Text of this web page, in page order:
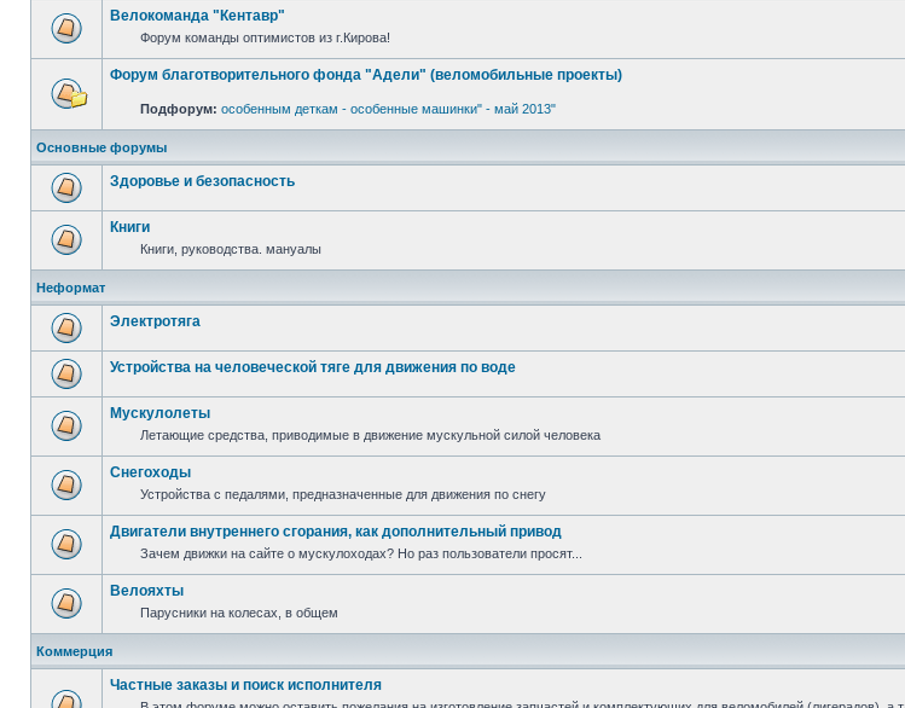
Велокоманда "Кентавр"
Форум команды оптимистов из г.Кирова!
Форум благотворительного фонда "Адели" (веломобильные проекты)
Подфорум: особенным деткам - особенные машинки" - май 2013"
Основные форумы
Здоровье и безопасность
Книги
Книги, руководства. мануалы
Неформат
Электротяга
Устройства на человеческой тяге для движения по воде
Мускулолеты
Летающие средства, приводимые в движение мускульной силой человека
Снегоходы
Устройства с педалями, предназначенные для движения по снегу
Двигатели внутреннего сгорания, как дополнительный привод
Зачем движки на сайте о мускулоходах? Но раз пользователи просят...
Велояхты
Парусники на колесах, в общем
Коммерция
Частные заказы и поиск исполнителя